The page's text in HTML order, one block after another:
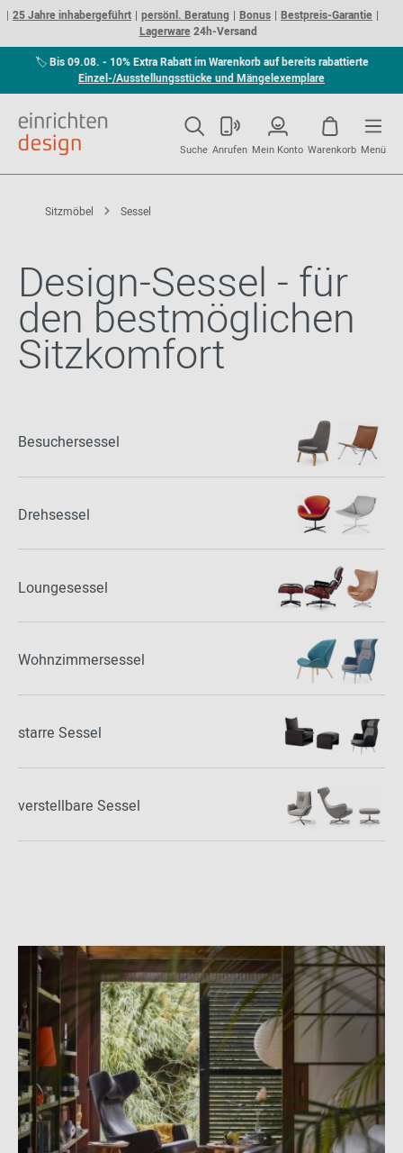
25 Jahre inhabergeführt persönl. Beratung Bonus
Bestpreis-Garantie
Lagerware24h-Versand
🏷Bis 09.08. - 10% Extra Rabatt im Warenkorb auf bereits rabattierte
Einzel-/Ausstellungsstücke und Mängelexemplare
Suche Anrufen Mein Konto Warenkorb Menü
Sitzmöbel Sessel
Design-Sessel - für
den bestmöglichen
Sitzkomfort
Besuchersessel
Drehsessel
Loungesessel
Wohnzimmersessel
starre Sessel
verstellbare Sessel